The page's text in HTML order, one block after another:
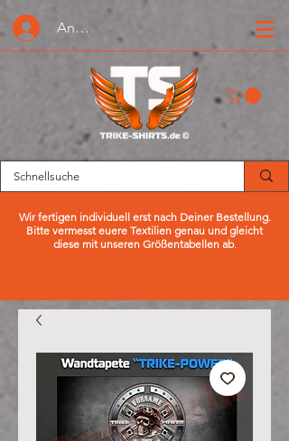
Anmelden oder Registrieren
Wir fertigen individuell erst nach Deiner Bestellung.
Bitte vermesst euere Textilien genau und gleicht
diese mit unseren Größentabellen ab.